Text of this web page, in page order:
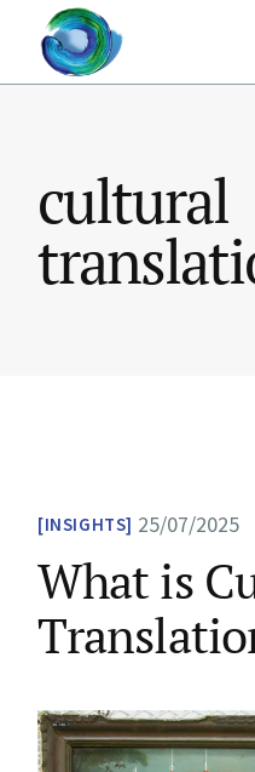
content
cultural
INSIGHTS 25/07/2025
What is